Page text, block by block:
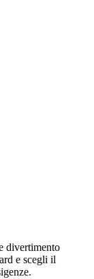
divertimento
e scegli il